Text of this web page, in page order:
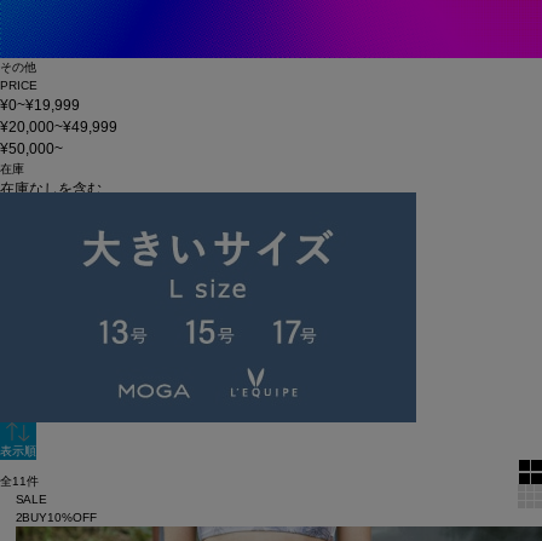
その他
PRICE
¥0~¥19,999
¥20,000~¥49,999
¥50,000~
在庫
在庫なしを含む
表示順
全11件
SALE
2BUY10%OFF